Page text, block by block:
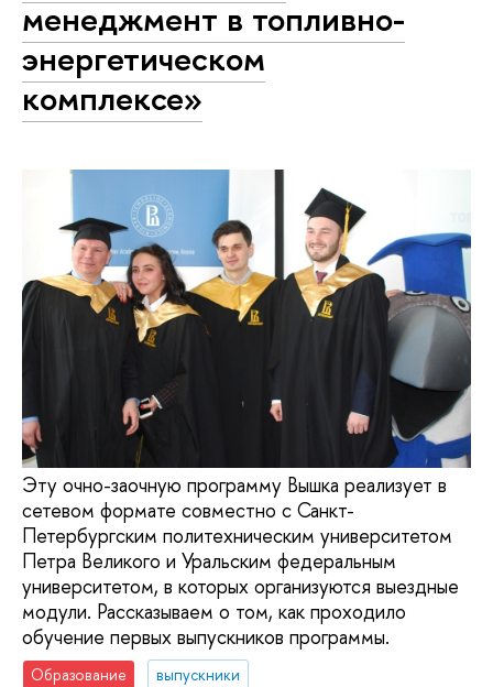
менеджмент в топливно-
энергетическом
комплексе»
Эту очно-заочную программу Вышка реализует в
сетевом формате совместно с Санкт-
Петербургским политехническим университетом
Петра Великого и Уральским федеральным
университетом, в которых организуются выездные
модули. Рассказываем о том, как проходило
обучение первых выпускников программы.
Образование
выпускники